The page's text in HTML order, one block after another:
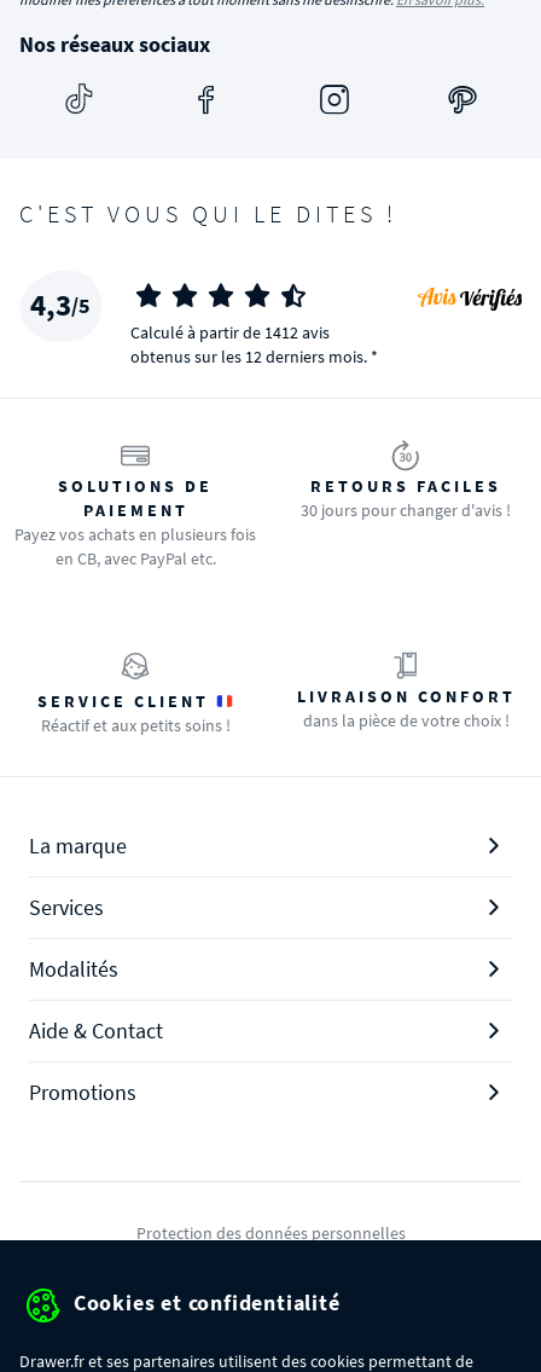
Nos réseaux sociaux
C'EST VOUS QUI LE DITES !
4,3/5
Calculé à partir de 1412 avis
obtenus sur les 12 derniers mois. *
SOLUTIONS DE
PAIEMENT
Payez vos achats en plusieurs fois
en CB, avec PayPal etc.
RETOURS FACILES
30 jours pour changer d'avis !
SERVICE CLIENT
Réactif et aux petits soins !
LIVRAISON CONFORT
dans la pièce de votre choix !
La marque
Services
Modalités
Aide & Contact
Promotions
Protection des données personnelles
Gérer mes cookies
Cookies et confidentialité
Drawer.fr et ses partenaires utilisent des cookies permettant de